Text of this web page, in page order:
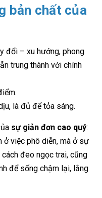
bản chất của
đổi – xu hướng, phong
trung thành với chính
là đủ để tỏa sáng.
sự giản đơn cao quý:
ở việc phô diễn, mà ở sự
đeo ngọc trai, cũng
để sống chậm lại, lắng